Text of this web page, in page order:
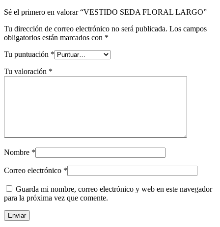
Sé el primero en valorar “VESTIDO SEDA FLORAL LARGO”
Tu dirección de correo electrónico no será publicada. Los campos
obligatorios están marcados con *
Tu puntuación *
Tu valoración *
Nombre *
Correo electrónico *
Guarda mi nombre, correo electrónico y web en este navegador
para la próxima vez que comente.